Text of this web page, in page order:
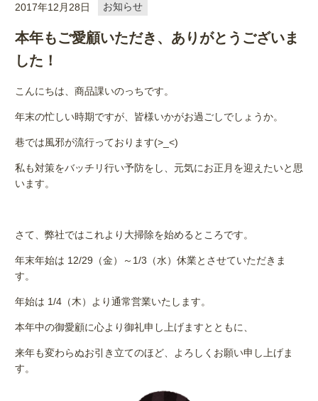
2017年12月28日 お知らせ
本年もご愛顧いただき、ありがとうございま
した！
こんにちは、商品課いのっちです。
年末の忙しい時期ですが、皆様いかがお過ごしでしょうか。
巷では風邪が流行っております(>_<)
私も対策をバッチリ行い予防をし、元気にお正月を迎えたいと思
います。
さて、弊社ではこれより大掃除を始めるところです。
年末年始は 12/29（金）～1/3（水）休業とさせていただきま
す。
年始は 1/4（木）より通常営業いたします。
本年中の御愛顧に心より御礼申し上げますとともに、
来年も変わらぬお引き立てのほど、よろしくお願い申し上げま
す。